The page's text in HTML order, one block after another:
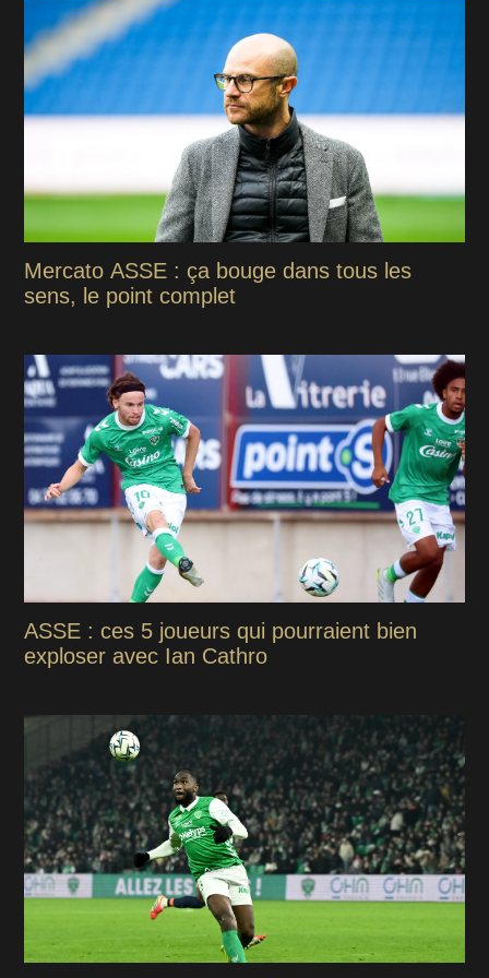
Mercato ASSE : ça bouge dans tous les
sens, le point complet
ASSE : ces 5 joueurs qui pourraient bien
exploser avec Ian Cathro